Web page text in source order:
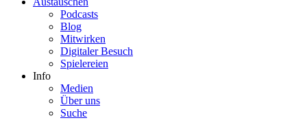
Podcasts
Blog
Mitwirken
Digitaler Besuch
Spielereien
Info
Medien
Über uns
Suche